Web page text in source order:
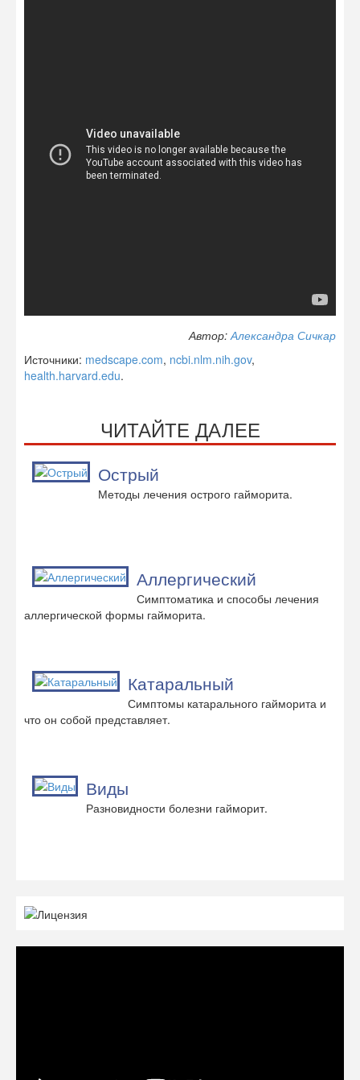
Автор:Александра Сичкар
Источники: medscape.com, ncbi.nlm.nih.gov,
health.harvard.edu.
ЧИТАЙТЕ ДАЛЕЕ
Острый
Методы лечения острого гайморита.
Аллергический
Симптоматика и способы лечения
аллергической формы гайморита.
Катаральный
Симптомы катарального гайморита и
что он собой представляет.
Виды
Разновидности болезни гайморит.